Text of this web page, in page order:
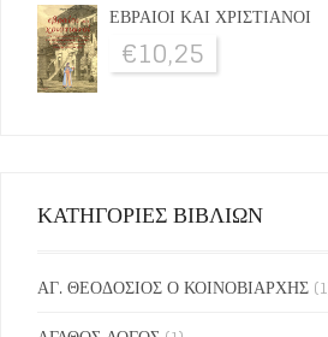
ΕΒΡΑΙΟΙ ΚΑΙ ΧΡΙΣΤΙΑΝΟΙ
€10,25
ΚΑΤΗΓΟΡΙΕΣ ΒΙΒΛΙΩΝ
ΑΓ. ΘΕΟΔΟΣΙΟΣ Ο ΚΟΙΝΟΒΙΑΡΧΗΣ